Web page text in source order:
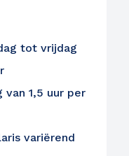
tot vrijdag
van 1,5 uur per
variërend